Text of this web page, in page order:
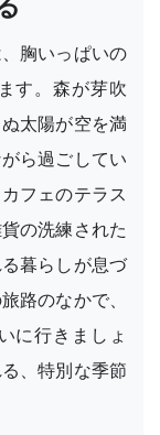
胸いっぱいの
す。森が芽吹
太陽が空を満
ら過ごしてい
フェのテラス
の洗練された
暮らしが息づ
路のなかで、
に行きましょ
、特別な季節